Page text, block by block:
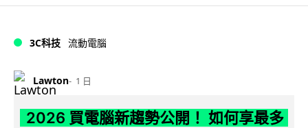
3C科技 流動電腦
Lawton 1 日
2026 買電腦新趨勢公開！ 如何享最多